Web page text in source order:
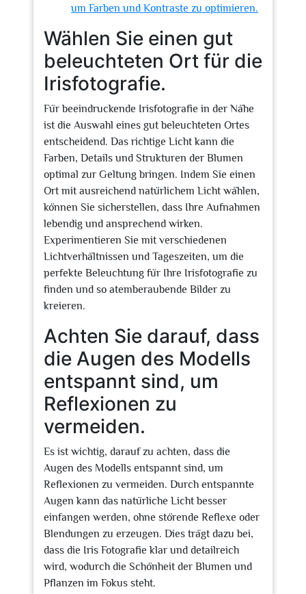
um Farben und Kontraste zu optimieren.
Wählen Sie einen gut
beleuchteten Ort für die
Irisfotografie.
Für beeindruckende Irisfotografie in der Nähe
ist die Auswahl eines gut beleuchteten Ortes
entscheidend. Das richtige Licht kann die
Farben, Details und Strukturen der Blumen
optimal zur Geltung bringen. Indem Sie einen
Ort mit ausreichend natürlichem Licht wählen,
können Sie sicherstellen, dass Ihre Aufnahmen
lebendig und ansprechend wirken.
Experimentieren Sie mit verschiedenen
Lichtverhältnissen und Tageszeiten, um die
perfekte Beleuchtung für Ihre Irisfotografie zu
finden und so atemberaubende Bilder zu
kreieren.
Achten Sie darauf, dass
die Augen des Modells
entspannt sind, um
Reflexionen zu
vermeiden.
Es ist wichtig, darauf zu achten, dass die
Augen des Modells entspannt sind, um
Reflexionen zu vermeiden. Durch entspannte
Augen kann das natürliche Licht besser
einfangen werden, ohne störende Reflexe oder
Blendungen zu erzeugen. Dies trägt dazu bei,
dass die Iris Fotografie klar und detailreich
wird, wodurch die Schönheit der Blumen und
Pflanzen im Fokus steht.